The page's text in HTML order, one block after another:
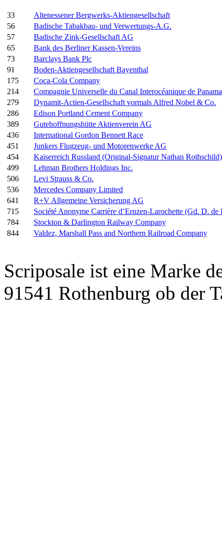
33
Altenessener Bergwerks-Aktiengesellschaft
56
Badische Tabakbau- und Verwertungs-A.G.
57
Badische Zink-Gesellschaft AG
65
Bank des Berliner Kassen-Vereins
73
Barclays Bank Plc
91
Boden-Aktiengesellschaft Bayenthal
175
Coca-Cola Company
214
Compagnie Universelle du Canal Interocéanique de
279
Dynamit-Actien-Gesellschaft vormals Alfred Nobel & Co.
286
Edison Portland Cement Company
389
Gutehoffnungshütte Aktienverein AG
436
International Gordon Bennett Race
451
Junkers Flugzeug- und Motorenwerke AG
454
Kaiserreich Russland (Original-Signatur Nathan Rothschild)
499
Lehman Brothers Holdings Inc.
506
Levi Strauss & Co.
536
Mercedes Company Limited
641
R+V Allgemeine Versicherung AG
715
Société Anonyme Carrière d’Ernzen-Larochette (Gd. D.
784
Stockton & Darlington Railway Company
844
Valdez, Marshall Pass and Northern Railroad Company
Scriposale ist eine Marke
91541 Rothenburg ob der